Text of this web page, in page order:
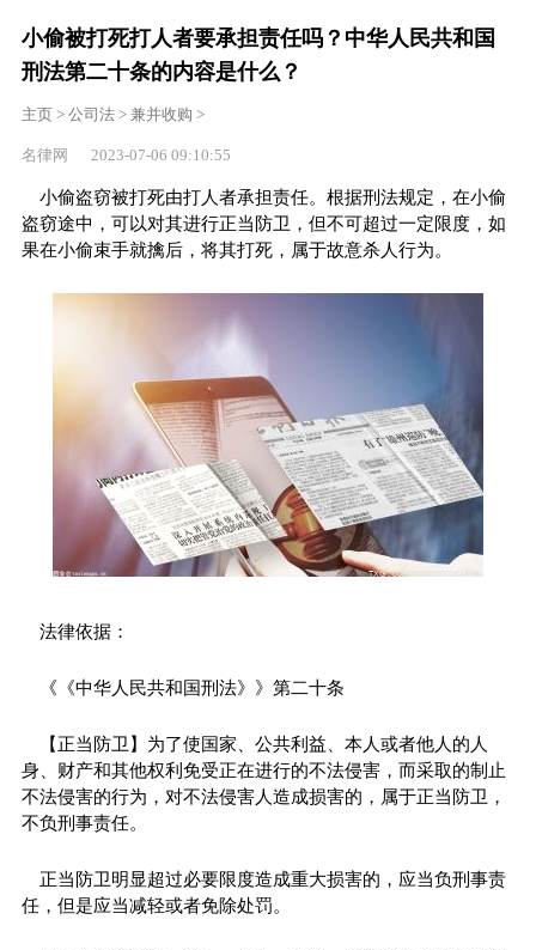
小偷被打死打人者要承担责任吗？中华人民共和国
刑法第二十条的内容是什么？
主页> 公司法> 兼并收购 >
名律网 2023-07-06 09:10:55
小偷盗窃被打死由打人者承担责任。根据刑法规定，在小偷
盗窃途中，可以对其进行正当防卫，但不可超过一定限度，如
果在小偷束手就擒后，将其打死，属于故意杀人行为。
法律依据：
《《中华人民共和国刑法》》第二十条
【正当防卫】为了使国家、公共利益、本人或者他人的人
身、财产和其他权利免受正在进行的不法侵害，而采取的制止
不法侵害的行为，对不法侵害人造成损害的，属于正当防卫，
不负刑事责任。
正当防卫明显超过必要限度造成重大损害的，应当负刑事责
任，但是应当减轻或者免除处罚。